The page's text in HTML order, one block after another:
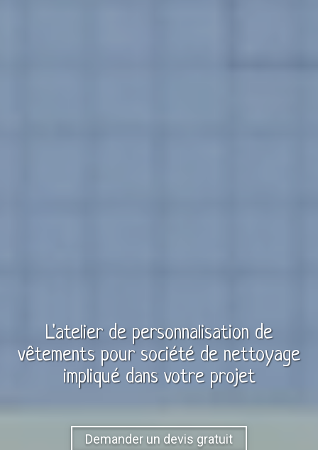
L'atelier de personnalisation de
vêtementspour société de nettoyage
impliqué dans votre projet
Demander un devis gratuit